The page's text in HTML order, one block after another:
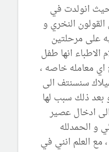
انولدت في
من القولون النخري و
على مرحلتين
انها طفل
معامله خاصه ،
سنسنتف الى
بعد ذلك سبب لها
ادخال عصير
و الحمدلله
مع العلم انني في